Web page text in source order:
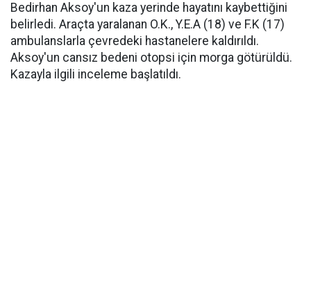
Bedirhan Aksoy'un kaza yerinde hayatını kaybettiğini
belirledi. Araçta yaralanan O.K., Y.E.A (18) ve F.K (17)
ambulanslarla çevredeki hastanelere kaldırıldı.
Aksoy'un cansız bedeni otopsi için morga götürüldü.
Kazayla ilgili inceleme başlatıldı.